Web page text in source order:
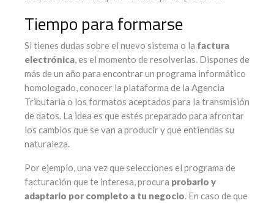
Tiempo para formarse
Si tienes dudas sobre el nuevo sistema o la factura
electrónica, es el momento de resolverlas. Dispones de
más de un año para encontrar un programa informático
homologado, conocer la plataforma de la Agencia
Tributaria o los formatos aceptados para la transmisión
de datos. La idea es que estés preparado para afrontar
los cambios que se van a producir y que entiendas su
naturaleza.
Por ejemplo, una vez que selecciones el programa de
facturación que te interesa, procura probarlo y
adaptarlo por completo a tu negocio. En caso de que